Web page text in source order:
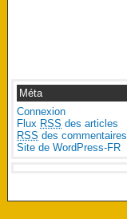
Méta
Connexion
Flux RSS des articles
RSS des commentaires
Site de WordPress-FR